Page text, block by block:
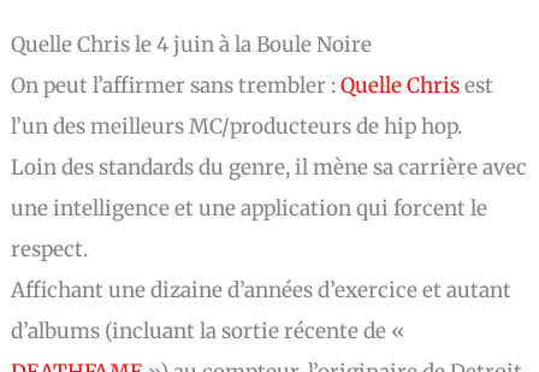
Quelle Chris le 4 juin à la Boule Noire
On peut l’affirmer sans trembler :Quelle Chrisest
l’un des meilleurs MC/producteurs de hip hop.
Loin des standards du genre, il mène sa carrière avec
une intelligence et une application qui forcent le
respect.
Affichant une dizaine d’années d’exercice et autant
d’albums (incluant la sortie récente de «